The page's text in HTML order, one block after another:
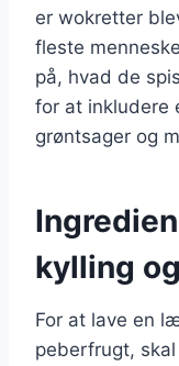
er wokretter
fleste
på, hvad de
for at inkludere
grøntsager og
kylling
For at lave en
peberfrugt,